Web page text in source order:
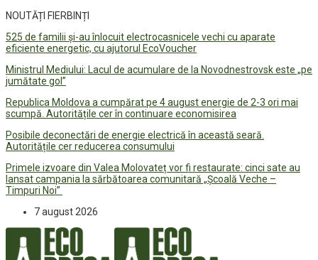
NOUTĂȚI FIERBINȚI
525 de familii și-au înlocuit electrocasnicele vechi cu aparate
eficiente energetic, cu ajutorul EcoVoucher
Ministrul Mediului: Lacul de acumulare de la Novodnestrovsk este „pe
jumătate gol”
Republica Moldova a cumpărat pe 4 august energie de 2-3 ori mai
scumpă. Autoritățile cer în continuare economisirea
Posibile deconectări de energie electrică în această seară.
Autoritățile cer reducerea consumului
Primele izvoare din Valea Molovateț vor fi restaurate: cinci sate au
lansat campania la sărbătoarea comunitară „Școală Veche –
Timpuri Noi”
7 august 2026